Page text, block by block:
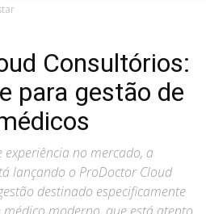
Consultórios:
para gestão de
no mercado, a
lançando o ProDoctor Cloud
destinado especificamente